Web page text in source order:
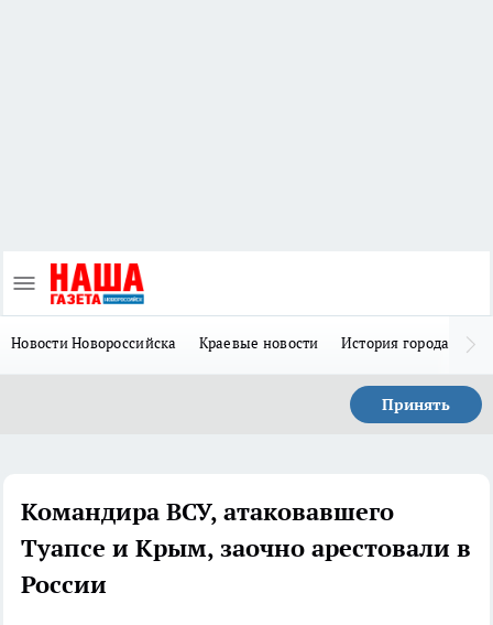
Новости Новороссийска Краевые новости История города Н
Принять
Командира ВСУ, атаковавшего
Туапсе и Крым, заочно арестовали в
России